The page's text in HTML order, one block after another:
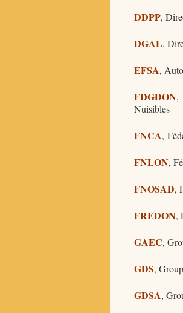
DDPP,
DGAL,
EFSA,
FDGDON,
Nuisibles
FNCA,
FNLON,
FNOSAD,
FREDON,
GAEC,
GDS,
GDSA,